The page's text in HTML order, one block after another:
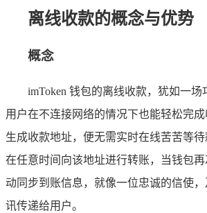
离线收款的概念与优势
概念
imToken 钱包的离线收款，犹如一
用户在不连接网络的情况下也能轻松完
生成收款地址，便无需实时在线苦苦等
在任意时间向该地址进行转账，当钱包
动同步到账信息，就像一位忠诚的信使
讯传递给用户。